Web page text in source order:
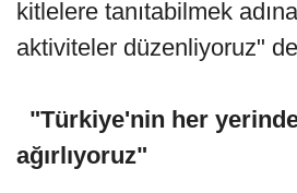
kitlelere tanıtabilmek
aktiviteler düzenliyoruz"
"Türkiye'nin her
ağırlıyoruz"